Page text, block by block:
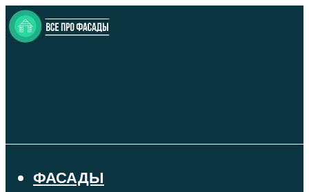
ФАСАДЫ